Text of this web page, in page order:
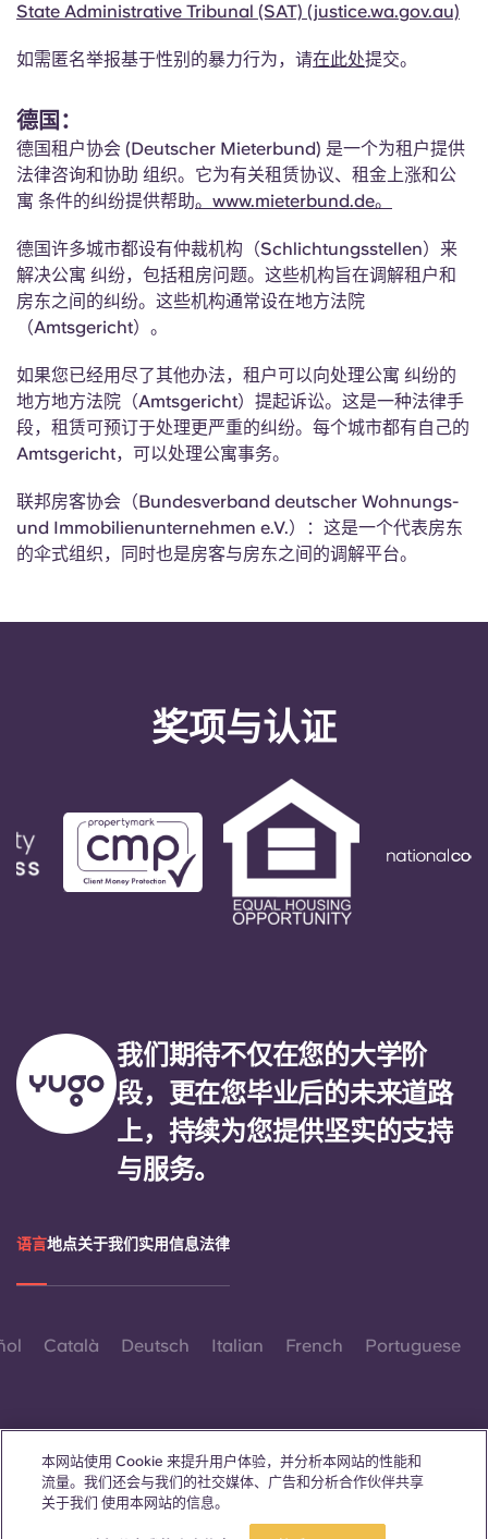
State Administrative Tribunal (SAT) (justice.wa.gov.au)
如需匿名举报基于性别的暴力行为，请在此处提交。
德国：
德国租户协会 (Deutscher Mieterbund) 是一个为租户提供
法律咨询和协助 组织。它为有关租赁协议、租金上涨和公
寓 条件的纠纷提供帮助。www.mieterbund.de。
德国许多城市都设有仲裁机构（Schlichtungsstellen）来
解决公寓 纠纷，包括租房问题。这些机构旨在调解租户和
房东之间的纠纷。这些机构通常设在地方法院
（Amtsgericht）。
如果您已经用尽了其他办法，租户可以向处理公寓 纠纷的
地方地方法院（Amtsgericht）提起诉讼。这是一种法律手
段，租赁可预订于处理更严重的纠纷。每个城市都有自己的
Amtsgericht，可以处理公寓事务。
联邦房客协会（Bundesverband deutscher Wohnungs-
und Immobilienunternehmen e.V.）：这是一个代表房东
的伞式组织，同时也是房客与房东之间的调解平台。
奖项与认证
我们期待不仅在您的大学阶
段，更在您毕业后的未来道路
上，持续为您提供坚实的支持
与服务。
语言地点关于我们实用信息法律
Català Deutsch Italian French Portuguese
联系我们
本网站使用 Cookie 来提升用户体验，并分析本网站的性能和
流量。我们还会与我们的社交媒体、广告和分析合作伙伴共享
关于我们 使用本网站的信息。